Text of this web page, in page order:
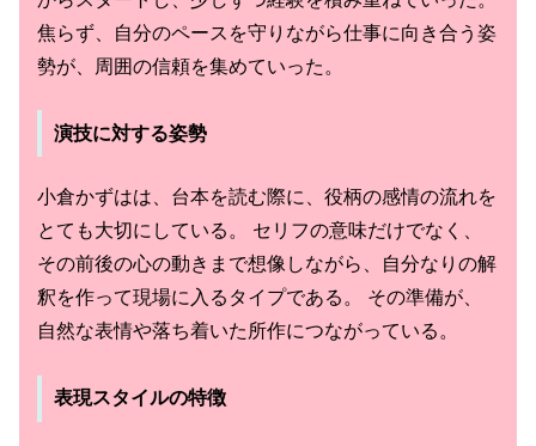
焦らず、自分のペースを守りながら仕事に向き合う姿
勢が、周囲の信頼を集めていった。
演技に対する姿勢
小倉かずはは、台本を読む際に、役柄の感情の流れを
とても大切にしている。 セリフの意味だけでなく、
その前後の心の動きまで想像しながら、自分なりの解
釈を作って現場に入るタイプである。 その準備が、
自然な表情や落ち着いた所作につながっている。
表現スタイルの特徴